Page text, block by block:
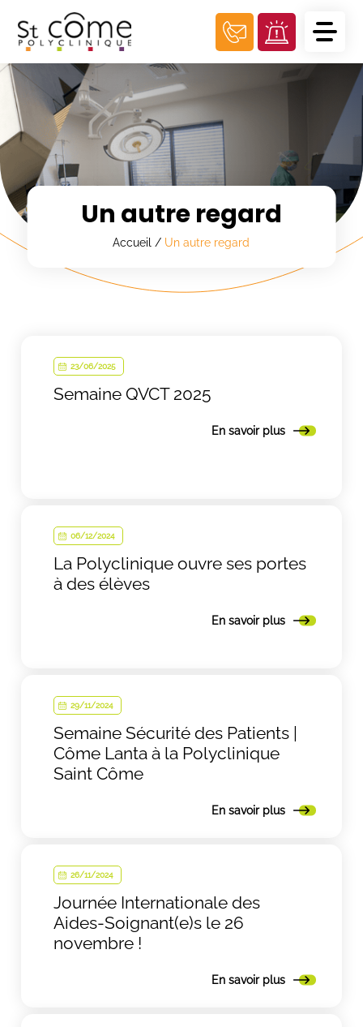
Un autre regard
Accueil / Un autre regard
23/06/2025
Semaine QVCT 2025
En savoir plus
06/12/2024
La Polyclinique ouvre ses portes
à des élèves
En savoir plus
29/11/2024
Semaine Sécurité des Patients |
Côme Lanta à la Polyclinique
Saint Côme
En savoir plus
26/11/2024
Journée Internationale des
Aides-Soignant(e)s le 26
novembre !
En savoir plus